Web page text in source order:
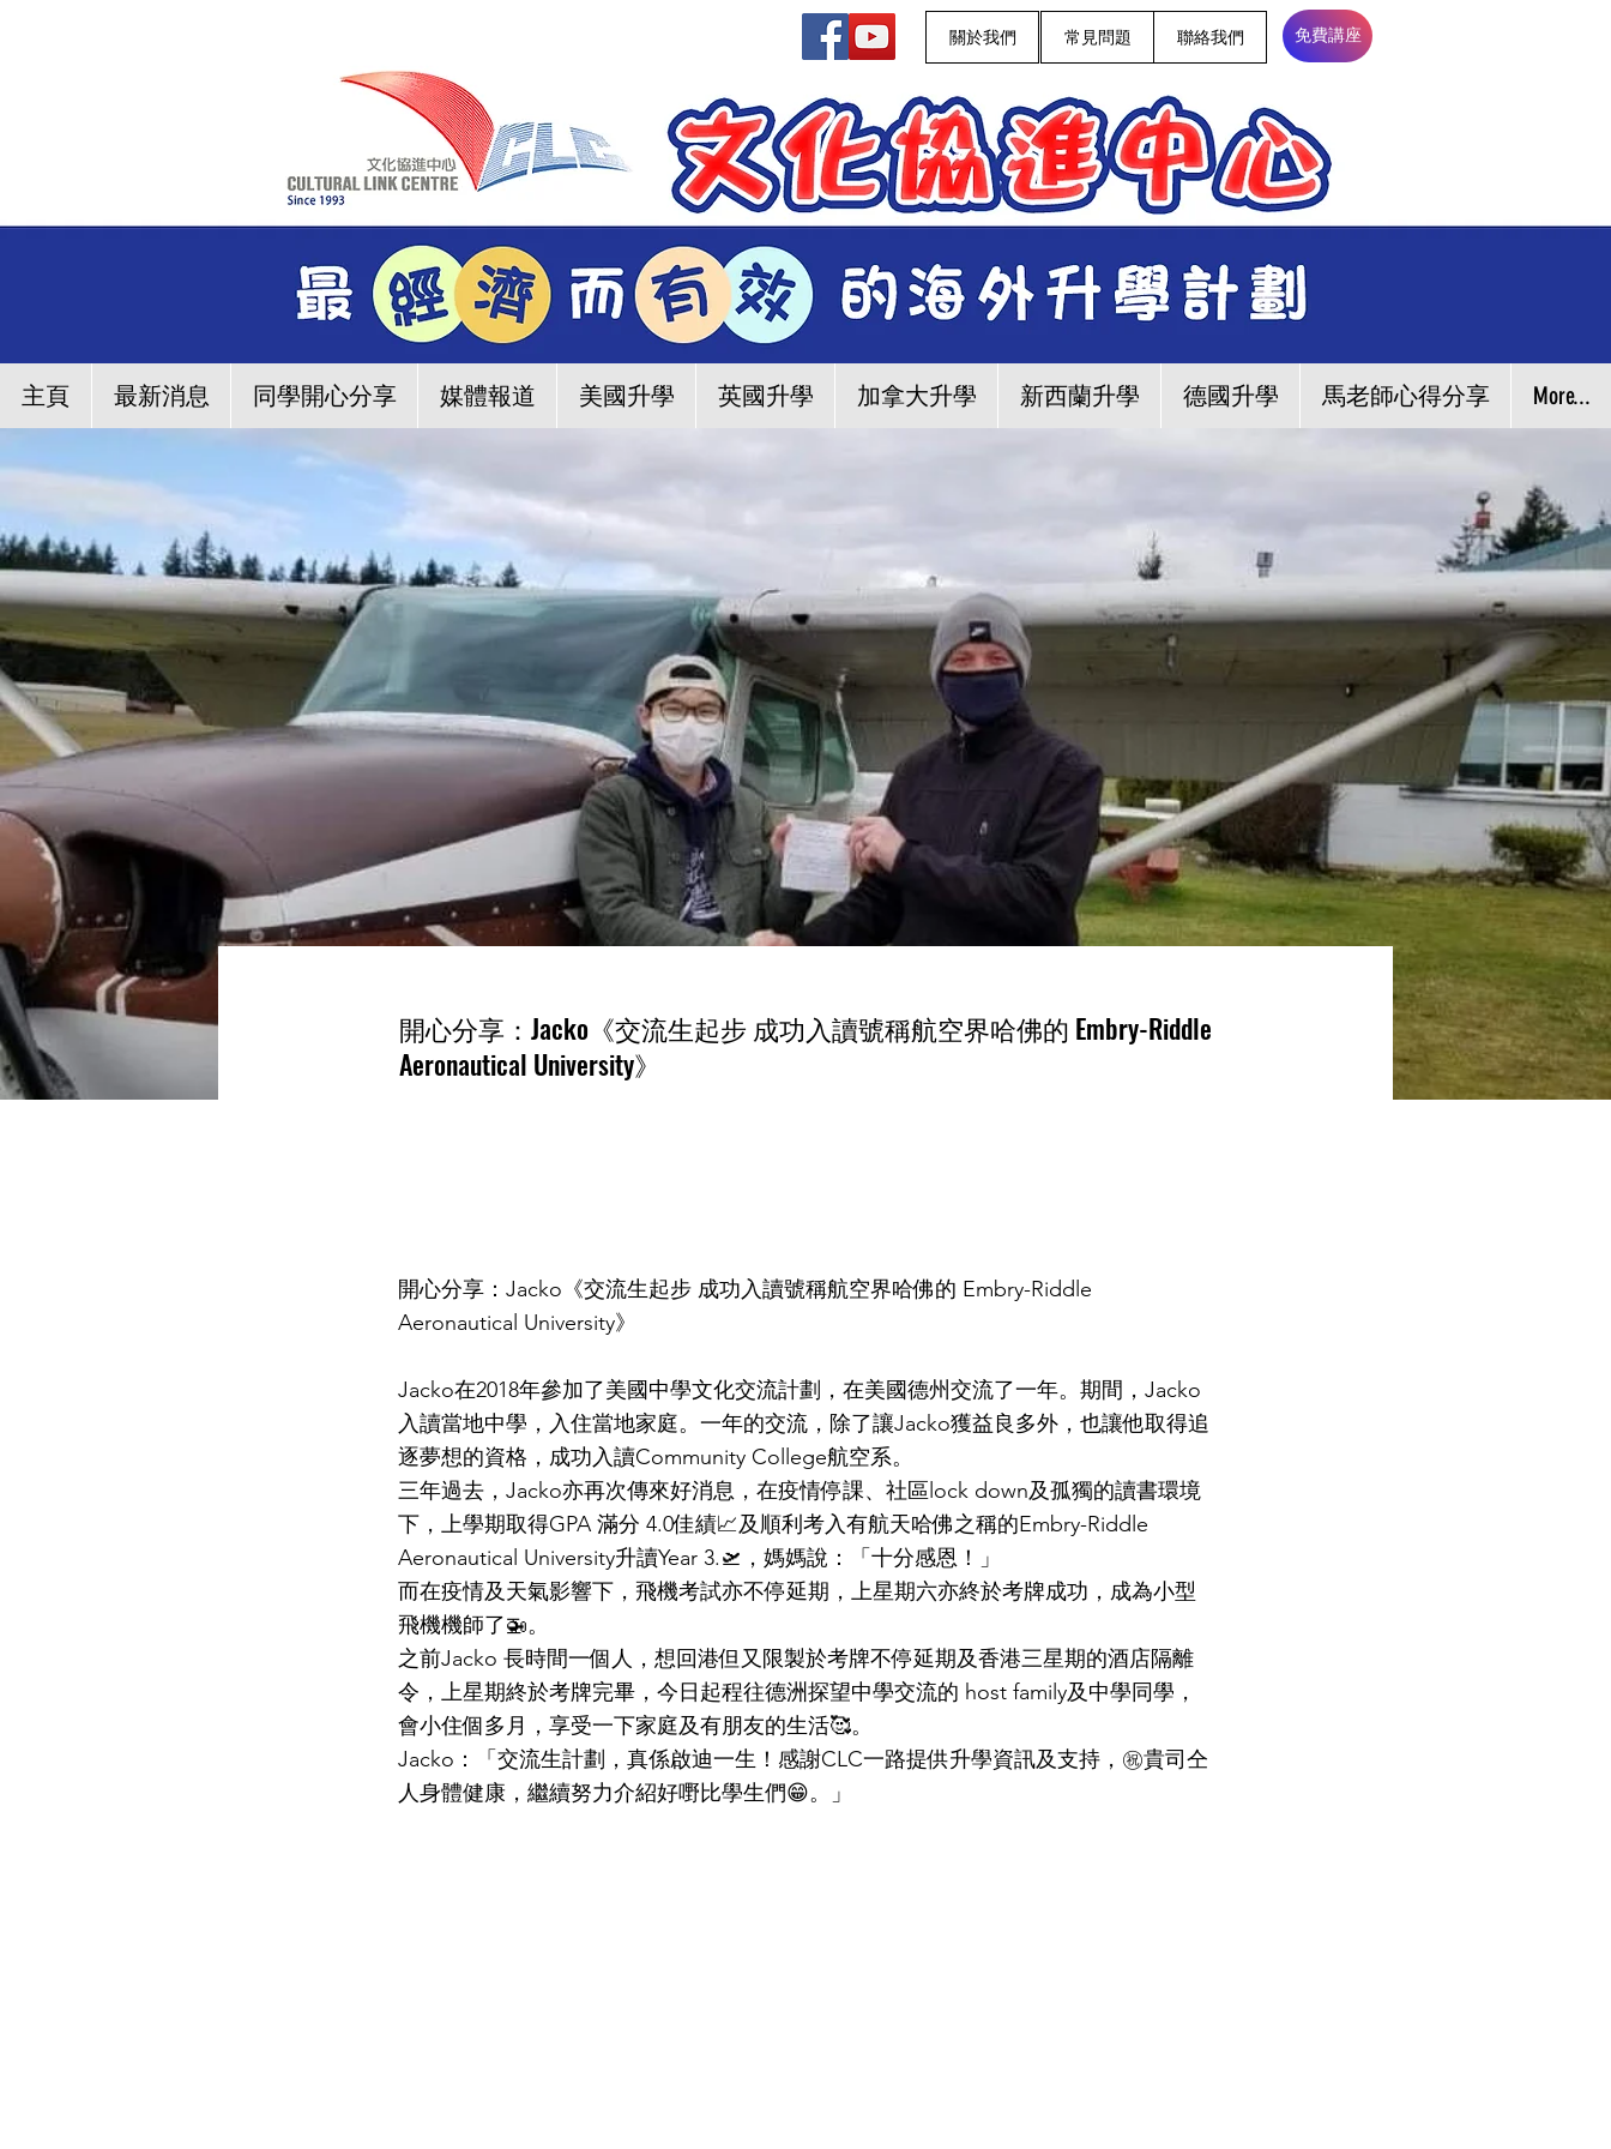
關於我們 常見問題 聯絡我們 免費講座
主頁 最新消息 同學開心分享 媒體報道 美國升學 英國升學 加拿大升學 新西蘭升學 德國升學 馬老師心得分享 More...
開心分享：Jacko《交流生起步 成功入讀號稱航空界哈佛的 Embry-Riddle
Aeronautical University》
開心分享：Jacko《交流生起步 成功入讀號稱航空界哈佛的 Embry-Riddle
Aeronautical University》
Jacko在2018年參加了美國中學文化交流計劃，在美國德州交流了一年。期間，Jacko
入讀當地中學，入住當地家庭。一年的交流，除了讓Jacko獲益良多外，也讓他取得追
逐夢想的資格，成功入讀Community College航空系。
三年過去，Jacko亦再次傳來好消息，在疫情停課、社區lock down及孤獨的讀書環境
下，上學期取得GPA 滿分 4.0佳績📈及順利考入有航天哈佛之稱的Embry-Riddle
Aeronautical University升讀Year 3.🛫，媽媽說：「十分感恩！」
而在疫情及天氣影響下，飛機考試亦不停延期，上星期六亦終於考牌成功，成為小型
飛機機師了🚁。
之前Jacko 長時間一個人，想回港但又限製於考牌不停延期及香港三星期的酒店隔離
令，上星期終於考牌完畢，今日起程往德洲探望中學交流的 host family及中學同學，
會小住個多月，享受一下家庭及有朋友的生活🥰。
Jacko：「交流生計劃，真係啟迪一生！感謝CLC一路提供升學資訊及支持，㊗️貴司仝
人身體健康，繼續努力介紹好嘢比學生們😁。」